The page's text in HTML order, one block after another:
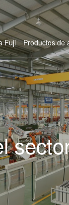
Fuji Productos de